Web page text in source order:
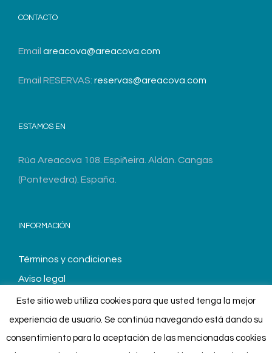
CONTACTO
Email areacova@areacova.com
Email RESERVAS: reservas@areacova.com
ESTAMOS EN
Rúa Areacova 108. Espiñeira. Aldán. Cangas
(Pontevedra). España.
INFORMACIÓN
Términos y condiciones
Aviso legal
Copyright 2019 Areacova | Todos los derechos reservados |
Este sitio web utiliza cookies para que usted tenga la mejor
experiencia de usuario. Se continúa navegando está dando su
consentimiento para la aceptación de las mencionadas cookies